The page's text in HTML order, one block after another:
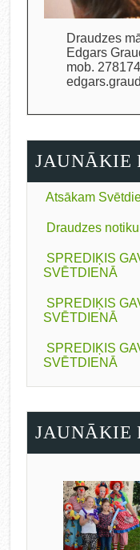
Draudzes
Edgars
mob.
JAUNĀKIE
Atsākam
Draudzes
SPREDIĶIS
SVĒTDIENĀ
SPREDIĶIS
SVĒTDIENĀ
SPREDIĶIS
SVĒTDIENĀ
JAUNĀKIE